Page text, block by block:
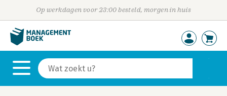
Op werkdagen voor 23:00 besteld, morgen in huis